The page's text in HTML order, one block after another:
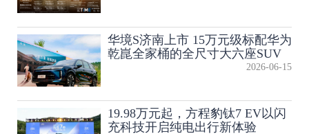
华境S济南上市 15万元级标配华为
乾崑全家桶的全尺寸大六座SUV
2026-06-15
19.98万元起，方程豹钛7 EV以闪
充科技开启纯电出行新体验